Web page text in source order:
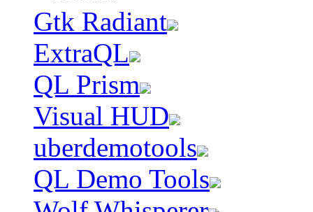
Gtk Radiant
ExtraQL
QL Prism
Visual HUD
uberdemotools
QL Demo Tools